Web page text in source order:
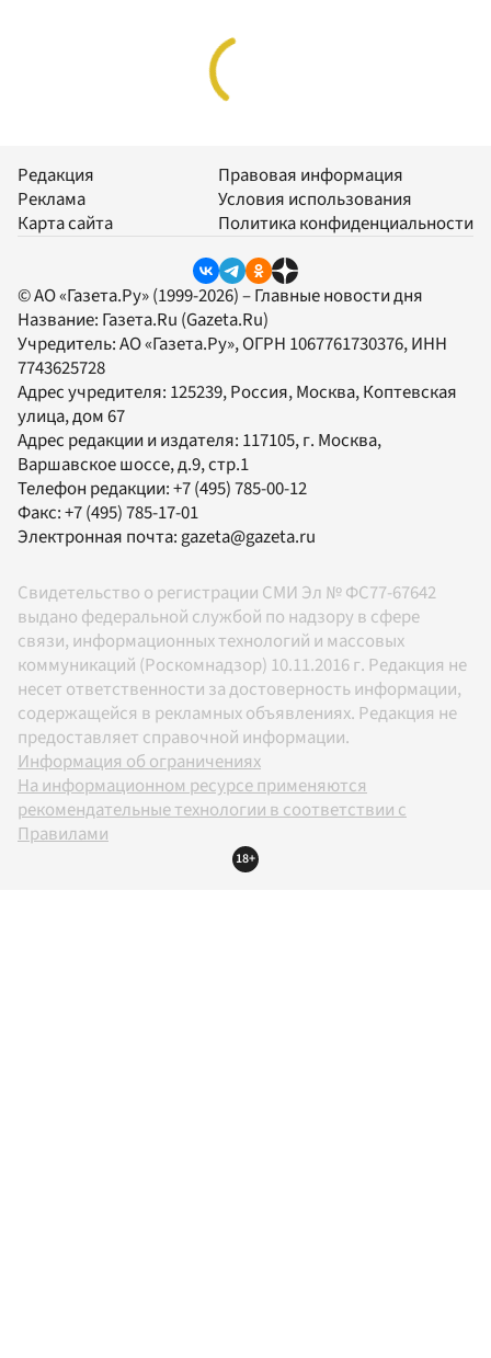
Редакция
Реклама
Карта сайта
Правовая информация
Условия использования
Политика конфиденциальности
© АО «Газета.Ру» (1999-2026) – Главные новости дня
Название: Газета.Ru (Gazeta.Ru)
Учредитель:АО «Газета.Ру», ОГРН 1067761730376, ИНН
7743625728
Адрес учредителя: 125239, Россия, Москва, Коптевская
улица, дом 67
Адрес редакции и издателя: 117105, г. Москва,
Варшавское шоссе, д.9, стр.1
Телефон редакции:+7 (495) 785-00-12
Факс:+7 (495) 785-17-01
Электронная почта:gazeta@gazeta.ru
Свидетельство о регистрации СМИ Эл № ФС77-67642
выдано федеральной службой по надзору в сфере
связи, информационных технологий и массовых
коммуникаций (Роскомнадзор) 10.11.2016 г. Редакция не
несет ответственности за достоверность информации,
содержащейся в рекламных объявлениях. Редакция не
предоставляет справочной информации.
Информация об ограничениях
На информационном ресурсе применяются
рекомендательные технологии в соответствии с
Правилами
18+